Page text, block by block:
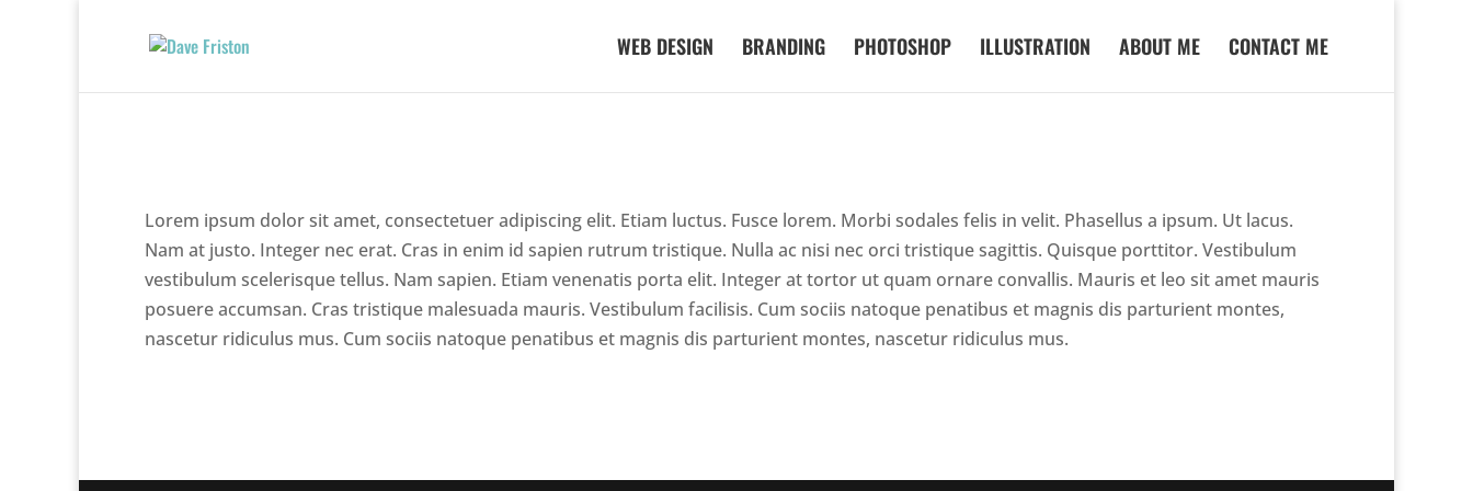
WEB DESIGN BRANDING PHOTOSHOP ILLUSTRATION ABOUT ME CONTACT ME
Lorem ipsum dolor sit amet, consectetuer adipiscing elit. Etiam luctus. Fusce lorem. Morbi sodales felis in velit. Phasellus a ipsum. Ut lacus.
Nam at justo. Integer nec erat. Cras in enim id sapien rutrum tristique. Nulla ac nisi nec orci tristique sagittis. Quisque porttitor. Vestibulum
vestibulum scelerisque tellus. Nam sapien. Etiam venenatis porta elit. Integer at tortor ut quam ornare convallis. Mauris et leo sit amet mauris
posuere accumsan. Cras tristique malesuada mauris. Vestibulum facilisis. Cum sociis natoque penatibus et magnis dis parturient montes,
nascetur ridiculus mus. Cum sociis natoque penatibus et magnis dis parturient montes, nascetur ridiculus mus.